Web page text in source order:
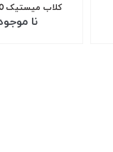
کلاب میستیک 100 میل
نا